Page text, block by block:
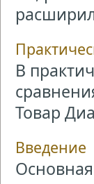
В
Товар
Введение